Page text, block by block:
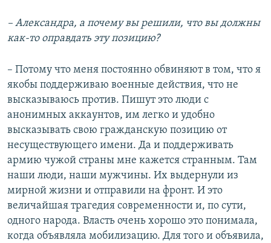
– Александра, а почему вы решили, что вы должны
как-то оправдать эту позицию?
– Потому что меня постоянно обвиняют в том, что я
якобы поддерживаю военные действия, что не
высказываюсь против. Пишут это люди с
анонимных аккаунтов, им легко и удобно
высказывать свою гражданскую позицию от
несуществующего имени. Да и поддерживать
армию чужой страны мне кажется странным. Там
наши люди, наши мужчины. Их выдернули из
мирной жизни и отправили на фронт. И это
величайшая трагедия современности и, по сути,
одного народа. Власть очень хорошо это понимала,
когда объявляла мобилизацию. Для того и объявила,